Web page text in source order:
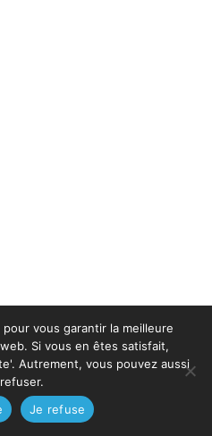
vous garantir la meilleure
Si vous en êtes satisfait,
Autrement, vous pouvez aussi
Je refuse